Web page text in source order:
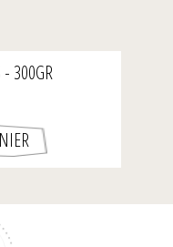
- 300GR